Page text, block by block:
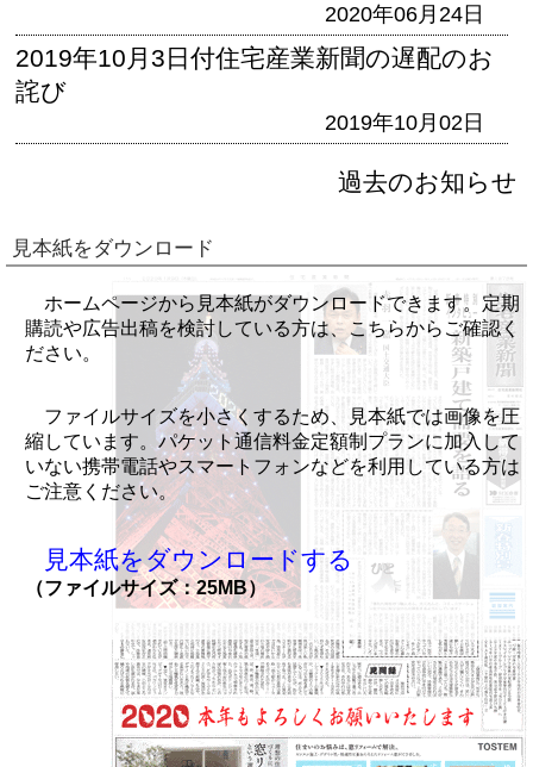
2020年06月24日
2019年10月3日付住宅産業新聞の遅配のお
詫び
2019年10月02日
過去のお知らせ
見本紙をダウンロード
ホームページから見本紙がダウンロードできます。定期
購読や広告出稿を検討している方は、こちらからご確認く
ださい。
ファイルサイズを小さくするため、見本紙では画像を圧
縮しています。パケット通信料金定額制プランに加入して
いない携帯電話やスマートフォンなどを利用している方は
ご注意ください。
見本紙をダウンロードする
（ファイルサイズ：25MB）